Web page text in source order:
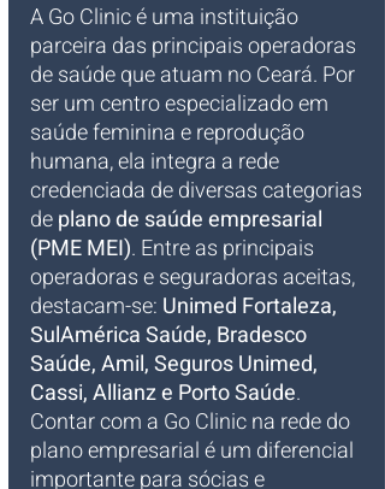
A Go Clinic é uma instituição
parceira das principais operadoras
de saúde que atuam no Ceará. Por
ser um centro especializado em
saúde feminina e reprodução
humana, ela integra a rede
credenciada de diversas categorias
de plano de saúde empresarial
(PME MEI). Entre as principais
operadoras e seguradoras aceitas,
destacam-se: Unimed Fortaleza,
SulAmérica Saúde, Bradesco
Saúde, Amil, Seguros Unimed,
Cassi, Allianz e Porto Saúde.
Contar com a Go Clinic na rede do
plano empresarial é um diferencial
importante para sócias e